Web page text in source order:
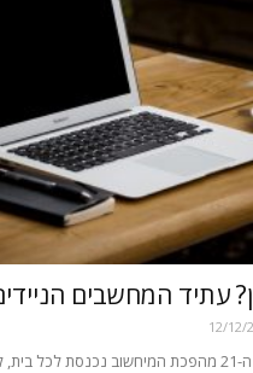
עתיד המחשבים
12/12/
עמוק בתוך המאה ה-21 מהפכת המיחשוב נכנסת